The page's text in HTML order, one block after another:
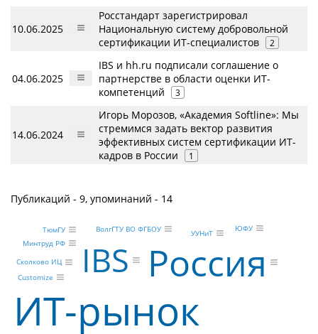
10.06.2025
Росстандарт зарегистрировал
Национальную систему добровольной
сертификации ИТ-специалистов
2
04.06.2025
IBS и hh.ru подписали соглашение о
партнерстве в области оценки ИТ-
компетенций
3
14.06.2024
Игорь Морозов, «Академия Softline»: Мы
стремимся задать вектор развития
эффективных систем сертификации ИТ-
кадров в России
1
Публикаций - 9, упоминаний - 14
ИТ-рынок
Россия
IBS
Сколково ИЦ
Customize
Минтруд РФ
ЮФУ
УУНиТ
ВолгГТУ ВО ФГБОУ
ТюмГУ